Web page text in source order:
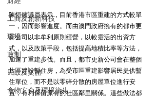
工商及創新科技
環境
政制
民政及文體
食物安全及環境衛生
陳恒鑌議員表示，目前香港市區重建的方式較單
一，因而影響進度。而由澳門政府擁有的都市更
新公司以非牟利原則經營，以較靈活的出資方
式，以及政策手段，包括提高地積比率等方法，
加速了重建步伐。而且，都市更新公司會在整個
片區建設暫住房，為受市區重建影響居民提供暫
住單位，而不是以零碎分散的房屋單位進行安
置，有利保留原有的社區鄰里關係。這些做法都